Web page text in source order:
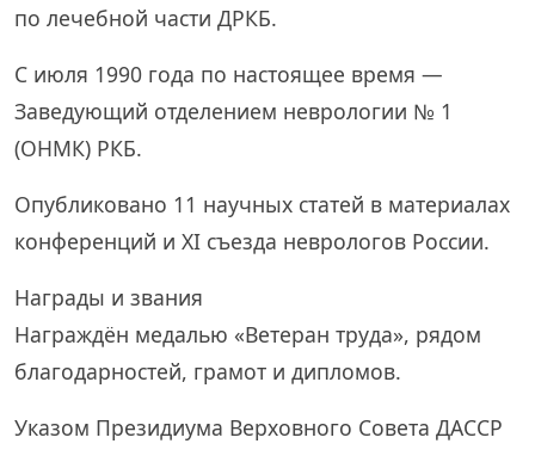
по лечебной части ДРКБ.
С июля 1990 года по настоящее время —
Заведующий отделением неврологии № 1
(ОНМК) РКБ.
Опубликовано 11 научных статей в материалах
конференций и XI съезда неврологов России.
Награды и звания
Награждён медалью «Ветеран труда», рядом
благодарностей, грамот и дипломов.
Указом Президиума Верховного Совета ДАССР